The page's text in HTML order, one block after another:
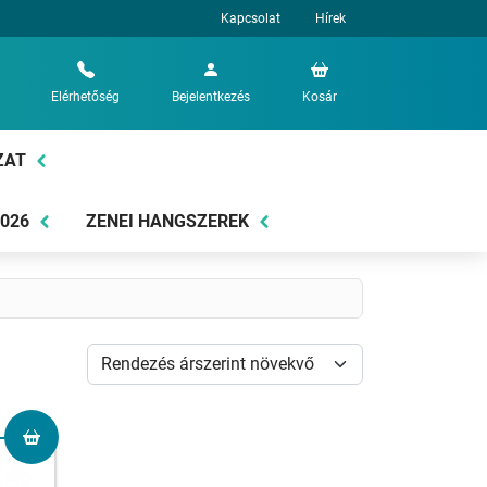
Kapcsolat Hírek
Elérhetőség Bejelentkezés Kosár
ZENEI HANGSZEREK